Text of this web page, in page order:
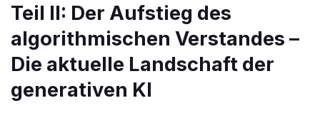
Teil II: Der Aufstieg des
algorithmischen Verstandes –
Die aktuelle Landschaft der
generativen KI